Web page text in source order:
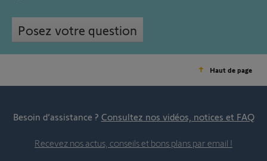
Posez votre question
Haut de page
Besoin d’assistance ? Consultez nos vidéos, notices et FAQ
Recevez nos actus, conseils et bons plans par email !